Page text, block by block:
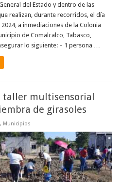
del Estado y dentro de las
realizan, durante recorridos, el día
a inmediaciones de la Colonia
de Comalcalco, Tabasco,
lo siguiente: – 1 persona …
taller multisensorial
de girasoles
, Municipios